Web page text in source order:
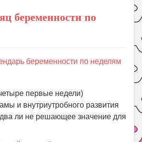
беременности по
беременности по неделям
первые недели)
и внутриутробного развития
ли не решающее значение для